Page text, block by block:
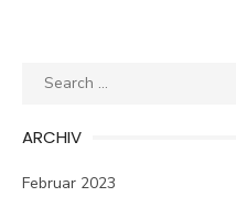
Search
ARCHIV
Februar 2023